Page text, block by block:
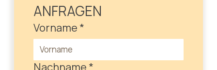
ANFRAGEN
Vorname *
Nachname *